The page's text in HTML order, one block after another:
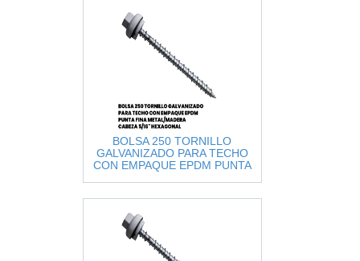
BOLSA 250 TORNILLO
GALVANIZADO PARA TECHO
CON EMPAQUE EPDM PUNTA